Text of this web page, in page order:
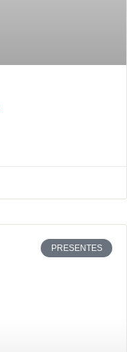
PRESENTES